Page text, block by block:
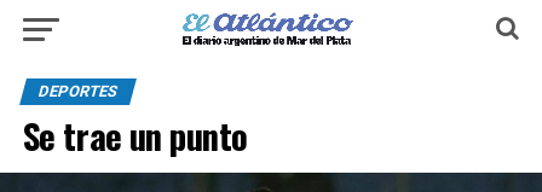
DEPORTES
Se trae un punto